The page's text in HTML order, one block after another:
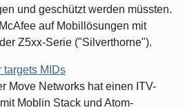
und geschützt werden müssten.
auf Mobillösungen mit
Z5xx-Serie ("Silverthorne").
targets MIDs
Move Networks hat einen ITV-
Moblin Stack und Atom-